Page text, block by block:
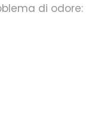
di odore: